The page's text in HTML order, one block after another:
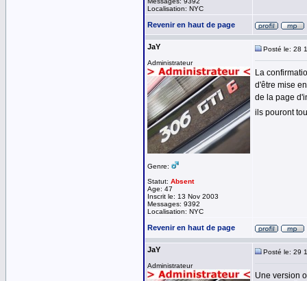
Localisation: NYC
Revenir en haut de page
JaY
Administrateur
Genre:
Statut: Absent
Age: 47
Inscrit le: 13 Nov 2003
Messages: 9392
Localisation: NYC
Posté le: 28
La
d'être mise
de la page
ils pouront
Revenir en haut de page
JaY
Administrateur
Posté le: 29
Une version